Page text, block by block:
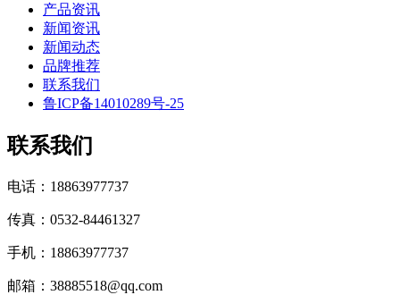
产品资讯
新闻资讯
新闻动态
品牌推荐
联系我们
鲁ICP备14010289号-25
联系我们
电话：18863977737
传真：0532-84461327
手机：18863977737
邮箱：38885518@qq.com